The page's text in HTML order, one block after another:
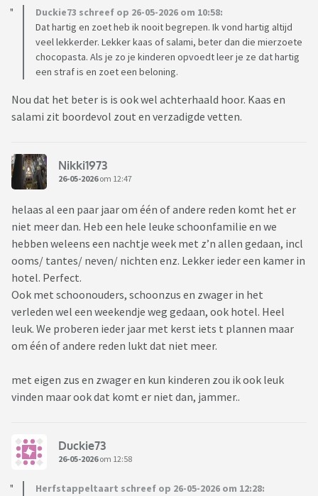
Duckie73 schreef op 26-05-2026 om 10:58:
Dat hartig en zoet heb ik nooit begrepen. Ik vond hartig altijd
veel lekkerder. Lekker kaas of salami, beter dan die mierzoete
chocopasta. Als je zo je kinderen opvoedt leer je ze dat hartig
een straf is en zoet een beloning.
Nou dat het beter is is ook wel achterhaald hoor. Kaas en
salami zit boordevol zout en verzadigde vetten.
Nikki1973
26-05-2026om 12:47
helaas al een paar jaar om één of andere reden komt het er
niet meer dan. Heb een hele leuke schoonfamilie en we
hebben weleens een nachtje week met z’n allen gedaan, incl
ooms/ tantes/ neven/ nichten enz. Lekker ieder een kamer in
hotel. Perfect.
Ook met schoonouders, schoonzus en zwager in het
verleden wel een weekendje weg gedaan, ook hotel. Heel
leuk. We proberen ieder jaar met kerst iets t plannen maar
om één of andere reden lukt dat niet meer.
met eigen zus en zwager en kun kinderen zou ik ook leuk
vinden maar ook dat komt er niet dan, jammer..
Duckie73
26-05-2026om 12:58
Herfstappeltaart schreef op 26-05-2026 om 12:28: